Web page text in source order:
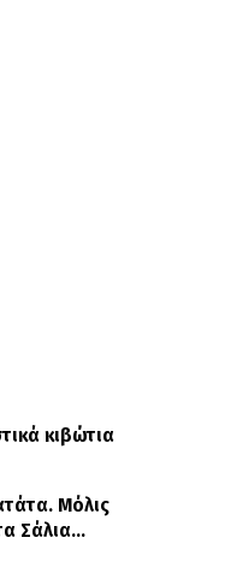
κιβώτια
Μόλις
Σάλια…